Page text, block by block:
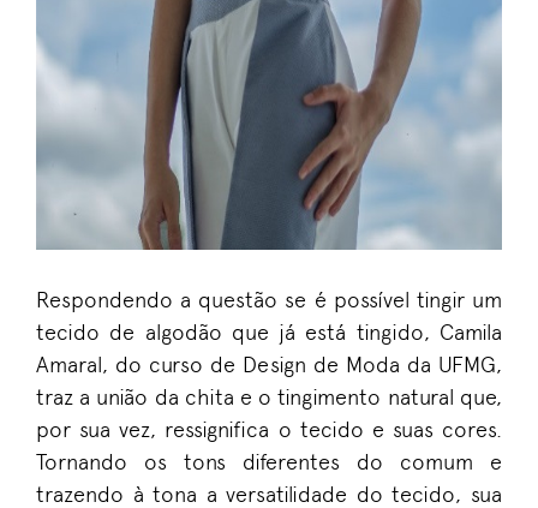
Respondendo a questão se é possível tingir um
tecido de algodão que já está tingido, Camila
Amaral, do curso de Design de Moda da UFMG,
traz a união da chita e o tingimento natural que,
por sua vez, ressignifica o tecido e suas cores.
Tornando os tons diferentes do comum e
trazendo à tona a versatilidade do tecido, sua